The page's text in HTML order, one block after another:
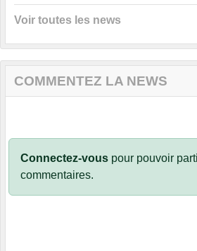
Voir toutes les news
COMMENTEZ LA NEWS
Connectez-vous pour pouvoir
commentaires.